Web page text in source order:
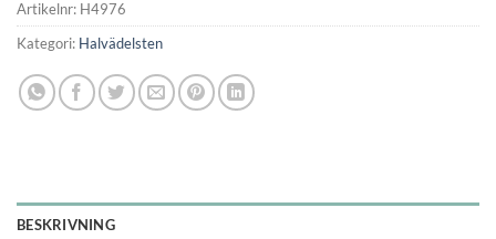
Artikelnr: H4976
Kategori: Halvädelsten
BESKRIVNING